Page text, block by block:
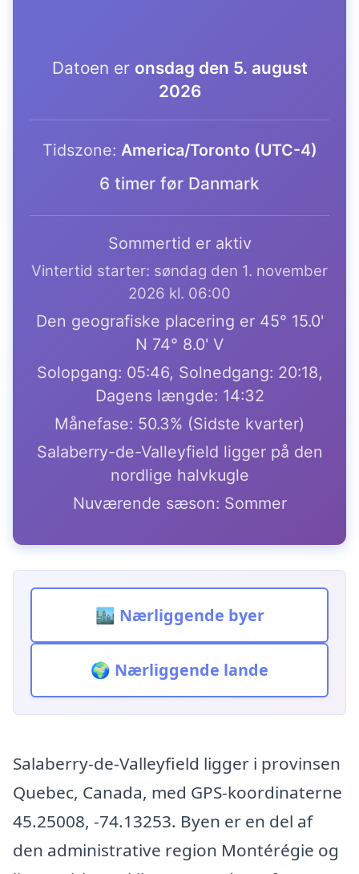
Datoen er onsdag den 5. august
2026
Tidszone: America/Toronto (UTC-4)
6 timer før Danmark
Sommertid er aktiv
Vintertid starter: søndag den 1. november
2026 kl. 06:00
Den geografiske placering er 45° 15.0'
N 74° 8.0' V
Solopgang: 05:46, Solnedgang: 20:18,
Dagens længde: 14:32
Månefase: 50.3% (Sidste kvarter)
Salaberry-de-Valleyfield ligger på den
nordlige halvkugle
Nuværende sæson: Sommer
🏙️ Nærliggende byer
🌍 Nærliggende lande
Salaberry-de-Valleyfield ligger i provinsen
Quebec, Canada, med GPS-koordinaterne
45.25008, -74.13253. Byen er en del af
den administrative region Montérégie og